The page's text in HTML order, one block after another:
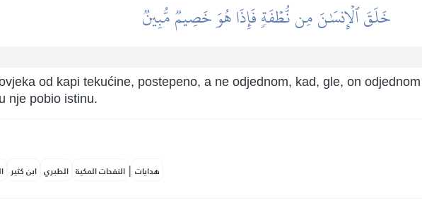
خَلَقَ ٱلۡإِنسَٰنَ مِن نُّطۡفَةٖ فَإِذَا هُوَ خَصِيمٞ مُّبِينٞ
od kapi tekućine, postepeno, a ne odjednom, kad, gle, on
nje pobio istinu.
ابن كثير الطبري النفحات المكية | هدايات